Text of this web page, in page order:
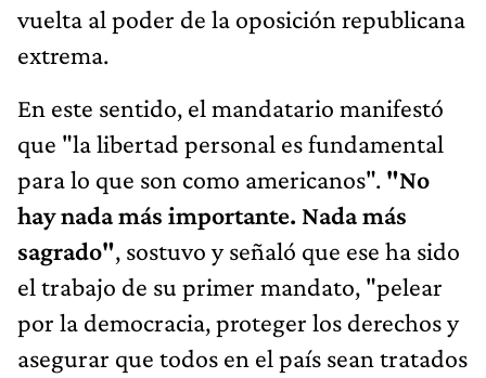
vuelta al poder de la oposición republicana
extrema.
En este sentido, el mandatario manifestó
que "la libertad personal es fundamental
para lo que son como americanos". "No
hay nada más importante. Nada más
sagrado", sostuvo y señaló que ese ha sido
el trabajo de su primer mandato, "pelear
por la democracia, proteger los derechos y
asegurar que todos en el país sean tratados